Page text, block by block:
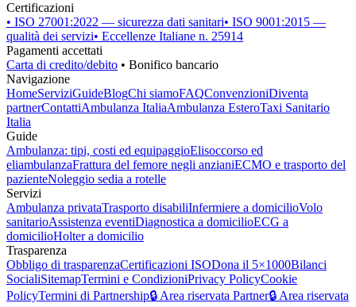
Certificazioni
• ISO 27001:2022 — sicurezza dati sanitari• ISO 9001:2015 —
qualità dei servizi• Eccellenze Italiane n. 25914
Pagamenti accettati
Carta di credito/debito • Bonifico bancario
Navigazione
HomeServiziGuideBlogChi siamoFAQConvenzioniDiventa
partnerContattiAmbulanza ItaliaAmbulanza EsteroTaxi Sanitario
Italia
Guide
Ambulanza: tipi, costi ed equipaggioElisoccorso ed
eliambulanzaFrattura del femore negli anzianiECMO e trasporto del
pazienteNoleggio sedia a rotelle
Servizi
Ambulanza privataTrasporto disabiliInfermiere a domicilioVolo
sanitarioAssistenza eventiDiagnostica a domicilioECG a
domicilioHolter a domicilio
Trasparenza
Obbligo di trasparenzaCertificazioni ISODona il 5×1000Bilanci
SocialiSitemapTermini e CondizioniPrivacy PolicyCookie
PolicyTermini di Partnership🔒 Area riservata Partner🔒 Area riservata